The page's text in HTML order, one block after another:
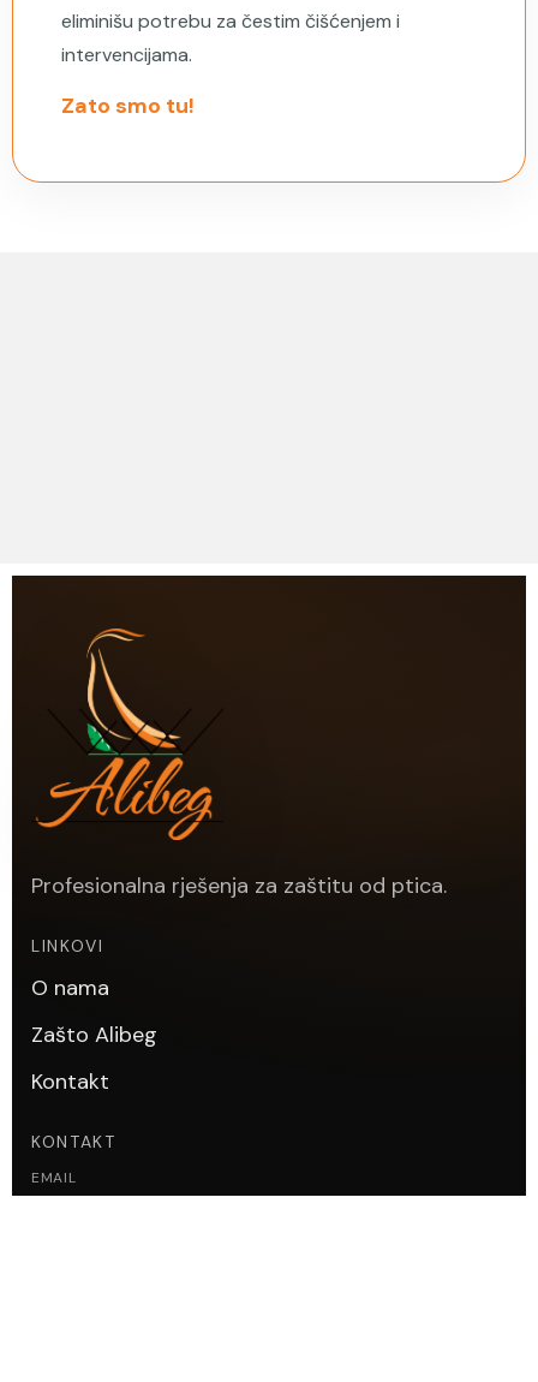
eliminišu potrebu za čestim čišćenjem i
intervencijama.
Zato smo tu!
Profesionalna rješenja za zaštitu od ptica.
LINKOVI
O nama
Zašto Alibeg
Kontakt
KONTAKT
EMAIL